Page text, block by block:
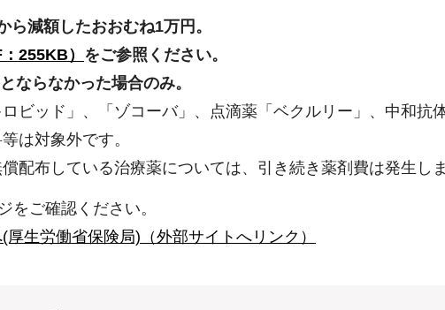
減額したおおむね1万円。
255KB） をご参照ください。
ならなかった場合のみ。
ビッド」、「ゾコーバ」、点滴薬「ベクルリー」、中和抗
は対象外です。
配布している治療薬については、引き続き薬剤費は発生し
をご確認ください。
生労働省保険局)（外部サイトへリンク）